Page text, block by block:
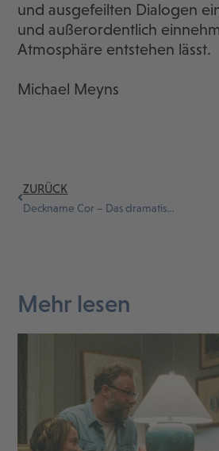
und ausgefeilten Dialogen
und außerordentlich
Atmosphäre entstehen lässt.
Michael Meyns
ZURÜCK
Deckname Cor – Das dramatische Leben des Max Windmüller
Mehr lesen